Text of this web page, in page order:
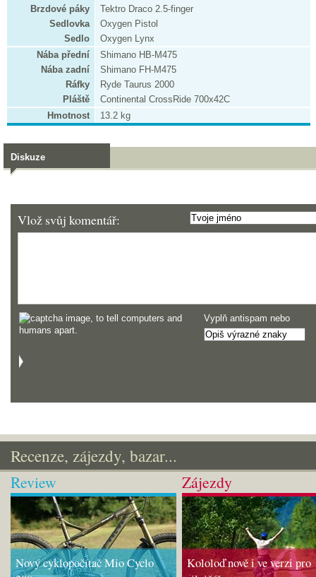
Brzdové páky
Tektro Draco 2.5-finger
Sedlovka
Oxygen Pistol
Sedlo
Oxygen Lynx
Nába přední
Shimano HB-M475
Nába zadní
Shimano FH-M475
Ráfky
Ryde Taurus 2000
Pláště
Continental CrossRide 700x42C
Hmotnost
13.2 kg
Diskuze
Vlož svůj komentář:
Vyplň antispam nebo
Recenze, zájezdy, bazar...
Review
Nový cyklopočítač Mio Cyclo
Zájezdy
Kololoď nově i ve verzi pro